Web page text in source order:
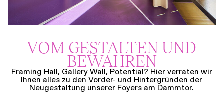
VOM GESTALTEN UND
BEWAHREN
Framing Hall, Gallery Wall, Potential? Hier verraten wir
Ihnen alles zu den Vorder- und Hintergründen der
Neugestaltung unserer Foyers am Dammtor.